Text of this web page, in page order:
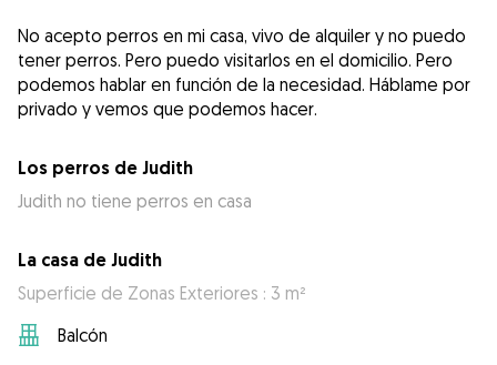
No acepto perros en mi casa, vivo de alquiler y no puedo
tener perros. Pero puedo visitarlos en el domicilio. Pero
podemos hablar en función de la necesidad. Háblame por
privado y vemos que podemos hacer.
Los perros de Judith
Judith no tiene perros en casa
La casa de Judith
Superficie de Zonas Exteriores : 3 m²
Balcón